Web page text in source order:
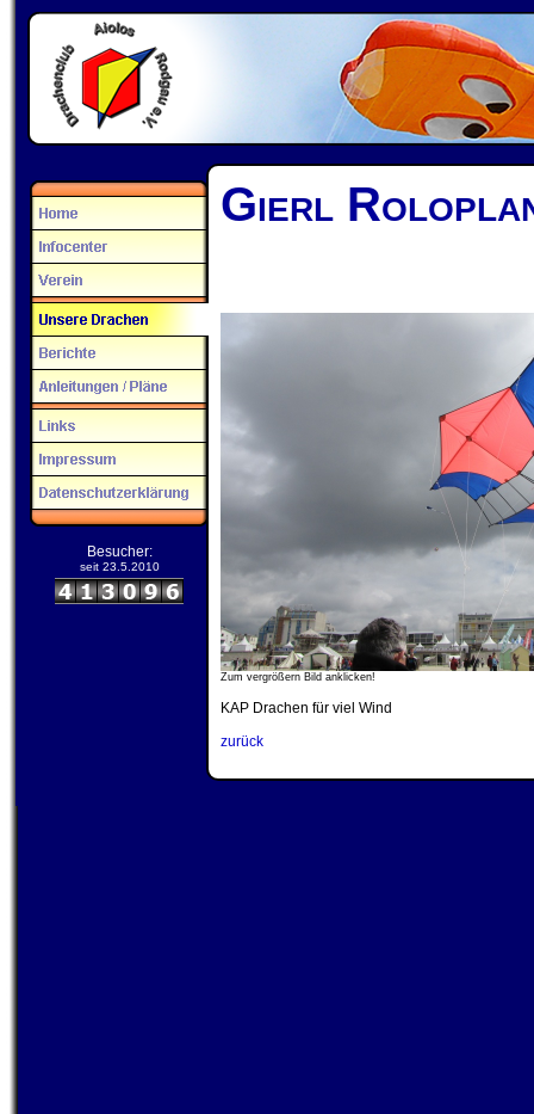
Besucher:
seit 23.5.2010
Gierl
Zum vergrößern Bild anklicken!
KAP Drachen für viel Wind
zurück